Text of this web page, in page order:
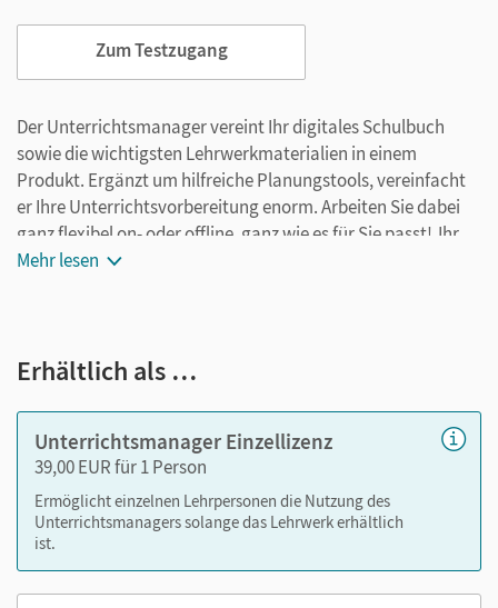
Zum Testzugang
Der Unterrichtsmanager vereint Ihr digitales Schulbuch
sowie die wichtigsten Lehrwerkmaterialien in einem
Produkt. Ergänzt um hilfreiche Planungstools, vereinfacht
er Ihre Unterrichtsvorbereitung enorm. Arbeiten Sie dabei
ganz flexibel on- oder offline, ganz wie es für Sie passt! Ihr
Unterrichtsmanager enthält:
Videos mit Transkripten
Lösungen und Musterantworten
didaktische Hinweise und Lösungen aus den
editierbare Texte aus dem Schulbuch
Arbeitsblätter (Word/PDF)
Mehr lesen
Erhältlich als …
Unterrichtsmanager Einzellizenz
39,00 EUR für 1 Person
Ermöglicht einzelnen Lehrpersonen die Nutzung des
Unterrichtsmanagers solange das Lehrwerk erhältlich
ist.